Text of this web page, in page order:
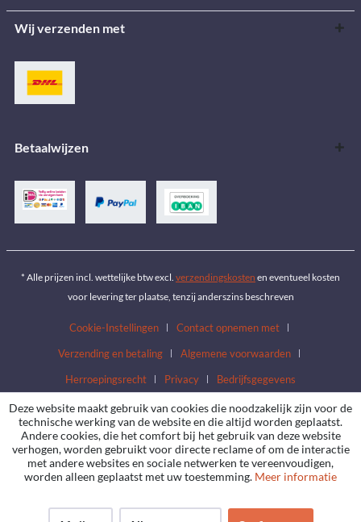
Wij verzenden met
Betaalwijzen
* Alle prijzen incl. wettelijke btw excl. verzendingskosten en eventueel kosten
voor levering ter plaatse, tenzij anderszins beschreven
Cookie-Instellingen
Contact opnemen met
Verzending en betaling
Algemene voorwaarden
Herroepingsrecht
Privacy Bedrijfsgegevens
Deze website maakt gebruik van cookies die noodzakelijk zijn voor de
technische werking van de website en die altijd worden geplaatst.
Andere cookies, die het comfort bij het gebruik van deze website
verhogen, worden gebruikt voor directe reclame of om de interactie
met andere websites en sociale netwerken te vereenvoudigen,
worden alleen geplaatst met uw toestemming. Meer informatie